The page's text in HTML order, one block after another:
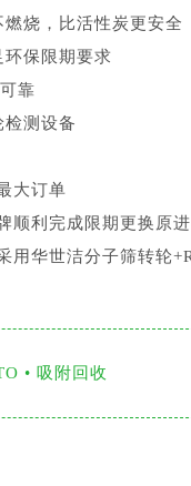
烧，比活性炭更安全
保限期要求
靠
测设备
大订单
顺利完成限期更换原
用华世洁分子筛转轮
• 吸附回收